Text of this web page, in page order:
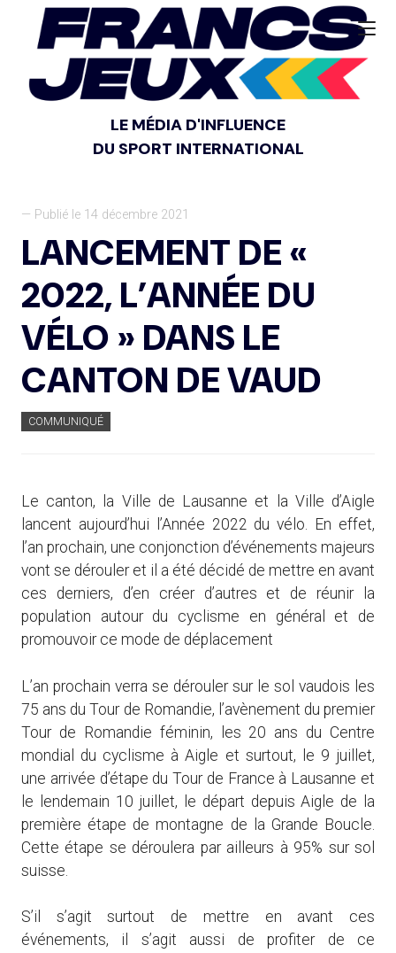
LE MÉDIA D'INFLUENCE
DU SPORT INTERNATIONAL
— Publié le 14 décembre 2021
LANCEMENT DE «
2022, L’ANNÉE DU
VÉLO » DANS LE
CANTON DE VAUD
COMMUNIQUÉ
Le canton, la Ville de Lausanne et la Ville d’Aigle
lancent aujourd’hui l’Année 2022 du vélo. En effet,
l’an prochain, une conjonction d’événements majeurs
vont se dérouler et il a été décidé de mettre en avant
ces derniers, d’en créer d’autres et de réunir la
population autour du cyclisme en général et de
promouvoir ce mode de déplacement
L’an prochain verra se dérouler sur le sol vaudois les
75 ans du Tour de Romandie, l’avènement du premier
Tour de Romandie féminin, les 20 ans du Centre
mondial du cyclisme à Aigle et surtout, le 9 juillet,
une arrivée d’étape du Tour de France à Lausanne et
le lendemain 10 juillet, le départ depuis Aigle de la
première étape de montagne de la Grande Boucle.
Cette étape se déroulera par ailleurs à 95% sur sol
suisse.
S’il s’agit surtout de mettre en avant ces
événements, il s’agit aussi de profiter de ce